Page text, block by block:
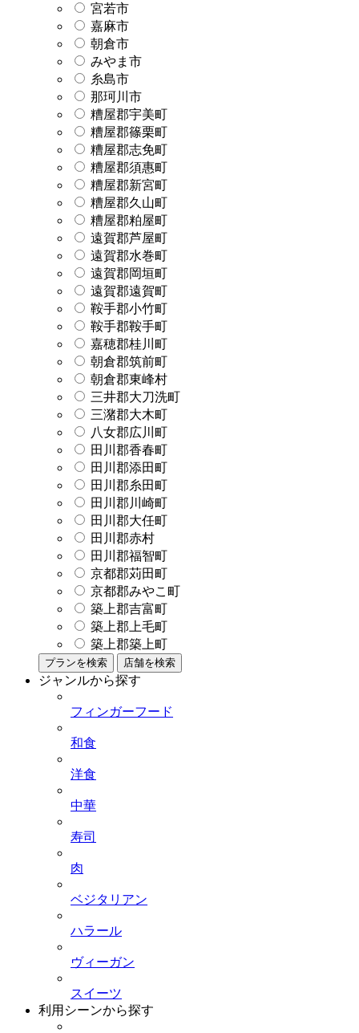
宮若市
嘉麻市
朝倉市
みやま市
糸島市
那珂川市
糟屋郡宇美町
糟屋郡篠栗町
糟屋郡志免町
糟屋郡須惠町
糟屋郡新宮町
糟屋郡久山町
糟屋郡粕屋町
遠賀郡芦屋町
遠賀郡水巻町
遠賀郡岡垣町
遠賀郡遠賀町
鞍手郡小竹町
鞍手郡鞍手町
嘉穂郡桂川町
朝倉郡筑前町
朝倉郡東峰村
三井郡大刀洗町
三潴郡大木町
八女郡広川町
田川郡香春町
田川郡添田町
田川郡糸田町
田川郡川崎町
田川郡大任町
田川郡赤村
田川郡福智町
京都郡苅田町
京都郡みやこ町
築上郡吉富町
築上郡上毛町
築上郡築上町
プランを検索 店舗を検索
ジャンルから探す
フィンガーフード
和食
洋食
中華
寿司
肉
ベジタリアン
ハラール
ヴィーガン
スイーツ
利用シーンから探す